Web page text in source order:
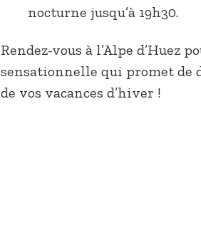
nocturne jusqu’à 19h30.
Rendez-vous à l’Alpe d’Huez
sensationnelle qui promet de
de vos vacances d’hiver !